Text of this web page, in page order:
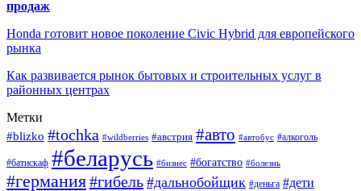
продаж
Honda готовит новое поколение Civic Hybrid для европейского
рынка
Как развивается рынок бытовых и строительных услуг в
районных центрах
Метки
#blizko #tochka #wildberries #австрия #авто #автобус #алкоголь
#батискаф #беларусь #бизнес #богатство #болезнь
#германия#гибель #дальнобойщик #деньга #дети